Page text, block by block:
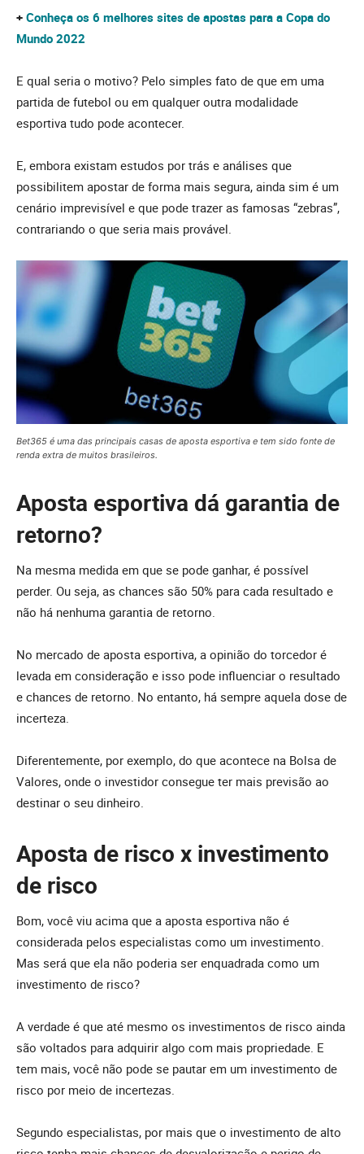
+ Conheça os 6 melhores sites de apostas para a Copa do
Mundo 2022
E qual seria o motivo? Pelo simples fato de que em uma
partida de futebol ou em qualquer outra modalidade
esportiva tudo pode acontecer.
E, embora existam estudos por trás e análises que
possibilitem apostar de forma mais segura, ainda sim é um
cenário imprevisível e que pode trazer as famosas “zebras”,
contrariando o que seria mais provável.
Bet365 é uma das principais casas de aposta esportiva e tem sido fonte de
renda extra de muitos brasileiros.
Aposta esportiva dá garantia de
retorno?
Na mesma medida em que se pode ganhar, é possível
perder. Ou seja, as chances são 50% para cada resultado e
não há nenhuma garantia de retorno.
No mercado de aposta esportiva, a opinião do torcedor é
levada em consideração e isso pode influenciar o resultado
e chances de retorno. No entanto, há sempre aquela dose de
incerteza.
Diferentemente, por exemplo, do que acontece na Bolsa de
Valores, onde o investidor consegue ter mais previsão ao
destinar o seu dinheiro.
Aposta de risco x investimento
de risco
Bom, você viu acima que a aposta esportiva não é
considerada pelos especialistas como um investimento.
Mas será que ela não poderia ser enquadrada como um
investimento de risco?
A verdade é que até mesmo os investimentos de risco ainda
são voltados para adquirir algo com mais propriedade. E
tem mais, você não pode se pautar em um investimento de
risco por meio de incertezas.
Segundo especialistas, por mais que o investimento de alto